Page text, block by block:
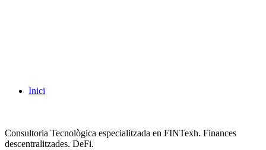
Inici
Consultoria Tecnològica especialitzada en FINTexh. Finances
descentralitzades. DeFi.